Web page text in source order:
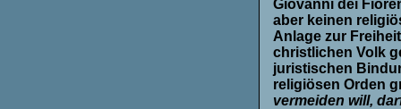
Giovanni dei
aber keinen
Anlage zur
christlichen Volk
juristischen
religiösen Orden
vermeiden will,